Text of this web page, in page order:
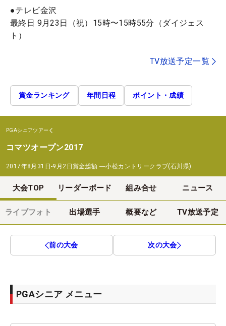
●テレビ金沢
最終日 9月23日（祝）15時〜15時55分（ダイジェス
ト）
TV放送予定一覧
賞金ランキング 年間日程 ポイント・成績
PGAシニアツアー
コマツオープン2017
2017年8月31日-9月2日賞金総額 ―小松カントリークラブ(石川県)
大会TOP リーダーボード 組み合せ ニュース
ライブフォト 出場選手 概要など TV放送予定
前の大会 次の大会
PGAシニア メニュー